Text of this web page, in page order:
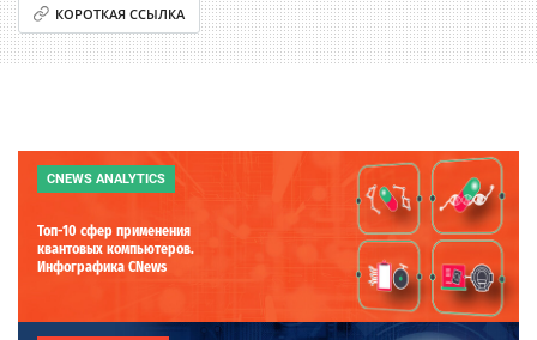
КОРОТКАЯ ССЫЛКА
CNEWS ANALYTICS
Топ-10 сфер применения
квантовых компьютеров.
Инфографика CNews